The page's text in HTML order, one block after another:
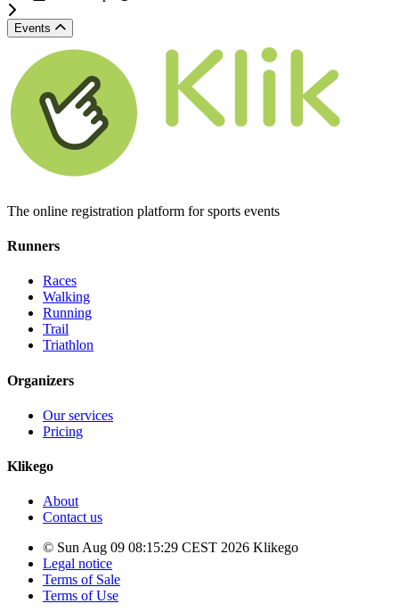
Events
The online registration platform for sports events
Runners
Races
Walking
Running
Trail
Triathlon
Organizers
Our services
Pricing
Klikego
About
Contact us
© Sun Aug 09 08:15:29 CEST 2026 Klikego
Legal notice
Terms of Sale
Terms of Use